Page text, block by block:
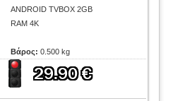
ANDROID TVBOX 2GB
RAM 4K
Βάρος:0.500 kg